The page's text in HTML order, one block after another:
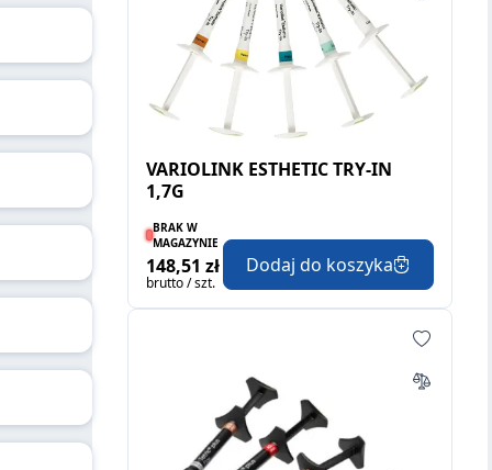
VARIOLINK ESTHETIC TRY-IN
1,7G
BRAK W
MAGAZYNIE
148,51 zł
brutto / szt.
Dodaj do koszyka